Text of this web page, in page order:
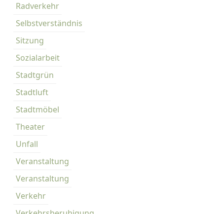
Radverkehr
Selbstverständnis
Sitzung
Sozialarbeit
Stadtgrün
Stadtluft
Stadtmöbel
Theater
Unfall
Veranstaltung
Veranstaltung
Verkehr